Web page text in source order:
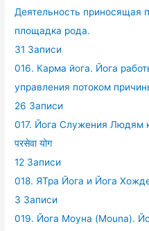
Деятельность приносящая
площадка рода.
31 Записи
016. Карма йога. Йога
управления потоком
26 Записи
017. Йога Служения Людям
परसेवा योग
12 Записи
018. ЯТра Йога и Йога
3 Записи
019. Йога Моуна (Mouna).